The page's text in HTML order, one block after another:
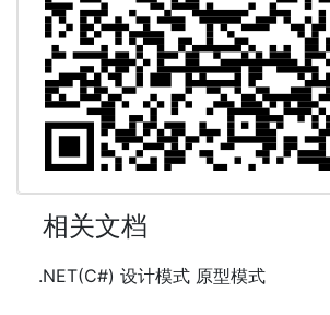
相关文档
.NET(C#) 设计模式 原型模式